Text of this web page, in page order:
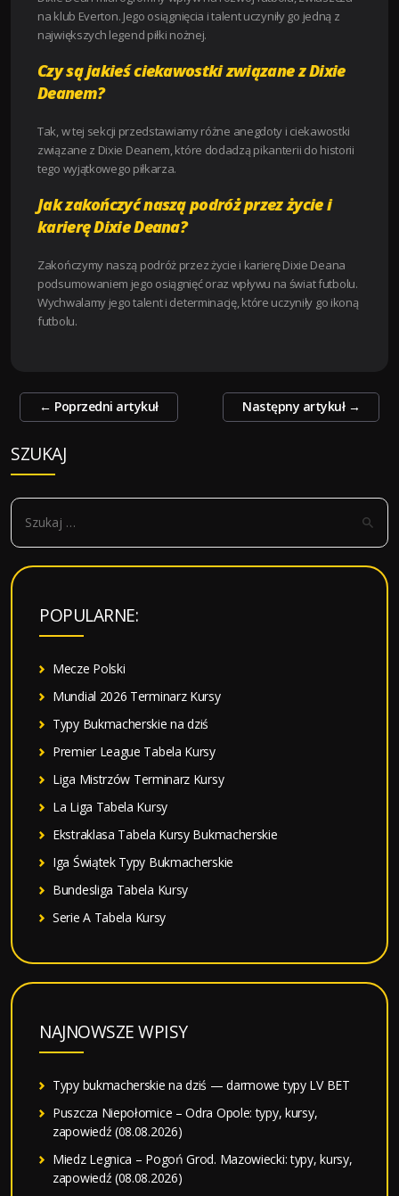
na klub Everton. Jego osiągnięcia i talent uczyniły go jedną z
największych legend piłki nożnej.
Czy są jakieś ciekawostki związane z Dixie
Deanem?
Tak, w tej sekcji przedstawiamy różne anegdoty i ciekawostki
związane z Dixie Deanem, które dodadzą pikanterii do historii
tego wyjątkowego piłkarza.
Jak zakończyć naszą podróż przez życie i
karierę Dixie Deana?
Zakończymy naszą podróż przez życie i karierę Dixie Deana
podsumowaniem jego osiągnięć oraz wpływu na świat futbolu.
Wychwalamy jego talent i determinację, które uczyniły go ikoną
futbolu.
Zobacz
← Poprzedni artykuł Następny artykuł →
SZUKAJ
S
k
POPULARNE:
Mecze Polski
Mundial 2026 Terminarz Kursy
Typy Bukmacherskie na dziś
Premier League Tabela Kursy
Liga Mistrzów Terminarz Kursy
La Liga Tabela Kursy
Ekstraklasa Tabela Kursy Bukmacherskie
Iga Świątek Typy Bukmacherskie
Bundesliga Tabela Kursy
Serie A Tabela Kursy
NAJNOWSZE WPISY
Typy bukmacherskie na dziś — darmowe typy LV BET
Puszcza Niepołomice – Odra Opole: typy, kursy,
zapowiedź (08.08.2026)
Miedz Legnica – Pogoń Grod. Mazowiecki: typy, kursy,
zapowiedź (08.08.2026)